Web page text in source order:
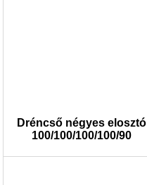
Dréncső négyes elosztó
100/100/100/100/90